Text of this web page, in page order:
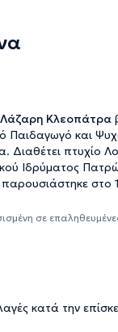
Λάζαρη Κλεοπάτρα
Παιδαγωγό και
Διαθέτει πτυχίο
Ιδρύματος
παράλληλα
φώνησης σε
με το
σε
κατά την